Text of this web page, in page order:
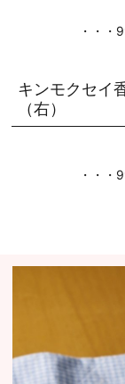
・・・
キンモクセイ
（右）
・・・